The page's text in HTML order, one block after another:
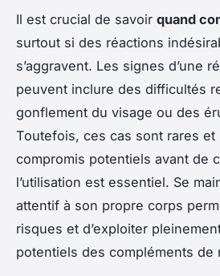
Il est crucial de savoir quand
surtout si des réactions
s’aggravent. Les signes d’une
peuvent inclure des difficultés
gonflement du visage ou des
Toutefois, ces cas sont rares
compromis potentiels avant de
l’utilisation est essentiel. Se
attentif à son propre corps
risques et d’exploiter
potentiels des compléments de